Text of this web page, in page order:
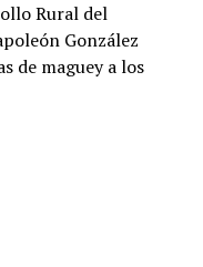
Rural del
González
de maguey a los